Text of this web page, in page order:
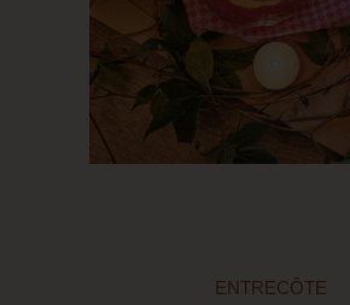
ENTRECÔTE